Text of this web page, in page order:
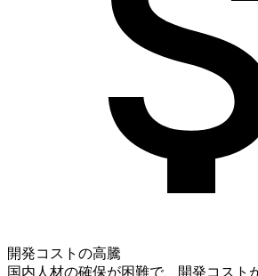
開発コストの高騰
国内人材の確保が困難で、開発コスト